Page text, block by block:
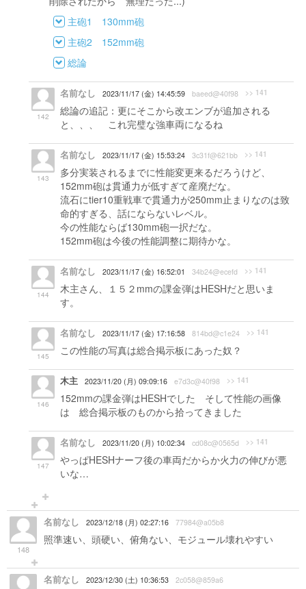
主砲1 130mm砲
主砲2 152mm砲
総論
142
名前なし 2023/11/17 (金) 14:45:59 baeed@40f98 >> 141
総論の追記：更にそこから改エンブが追加される
と、、、 これ完璧な強車両になるね
143
名前なし 2023/11/17 (金) 15:53:24 3c31f@621bb >> 141
多分実装されるまでに性能変更来るだろうけど、
152mm砲は貫通力が低すぎて産廃だな。
流石にtier10重戦車で貫通力が250mm止まりなのは致
命的すぎる、話にならないレベル。
今の性能ならば130mm砲一択だな。
152mm砲は今後の性能調整に期待かな。
144
名前なし 2023/11/17 (金) 16:52:01 34b24@ecefd >> 141
木主さん、１５２mmの課金弾はHESHだと思いま
す。
145
名前なし 2023/11/17 (金) 17:16:58 814bd@c1e24 >> 141
この性能の写真は総合掲示板にあった奴？
146
木主 2023/11/20 (月) 09:09:16 e7d3c@40f98 >> 141
152mmの課金弾はHESHでした そして性能の画像
は 総合掲示板のものから拾ってきました
147
名前なし 2023/11/20 (月) 10:02:34 cd08c@0565d >> 141
やっぱHESHナーフ後の車両だからか火力の伸びが悪
いな…
148
名前なし 2023/12/18 (月) 02:27:16 77984@a05b8
照準速い、頭硬い、俯角ない、モジュール壊れやすい
名前なし 2023/12/30 (土) 10:36:53 2c058@859a6